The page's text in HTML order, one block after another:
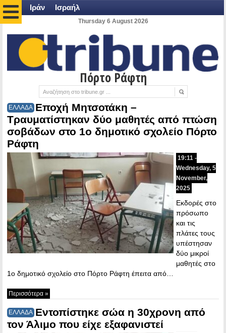
Ιράν Ισραήλ
Thursday 6 August 2026
Πόρτο Ράφτη
ΕΛΛΑΔΑ Εποχή Μητσοτάκη –
Τραυματίστηκαν δύο μαθητές από πτώση
σοβάδων στο 1ο δημοτικό σχολείο Πόρτο
Ράφτη
19:11 -
Wednesday, 5
November,
2025
Εκδορές στο
πρόσωπο
και τις
πλάτες τους
υπέστησαν
δύο μικροί
μαθητές στο
1ο δημοτικό σχολείο στο Πόρτο Ράφτη έπειτα από…
Περισσότερα »
ΕΛΛΑΔΑ Εντοπίστηκε σώα η 30χρονη από
τον Άλιμο που είχε εξαφανιστεί